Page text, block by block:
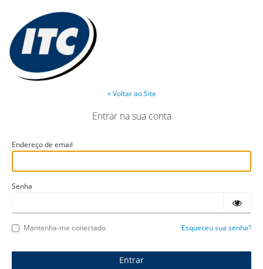
« Voltar ao Site
Entrar na sua conta
Endereço de email
Senha
Mantenha-me conectado Esqueceu sua senha?